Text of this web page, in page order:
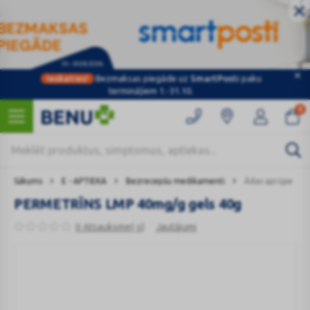
Ieskaties! Bezmaksas piegāde uz SmartPostipaku
termināļiem 1.-31.10.
0
Sākums E - APTIEKA Bezrecepšu medikamenti Ādas aprūpe
0 Atsauksme(-s) Jautājumi
PERMETRĪNS LMP 40mg/g gels 40g